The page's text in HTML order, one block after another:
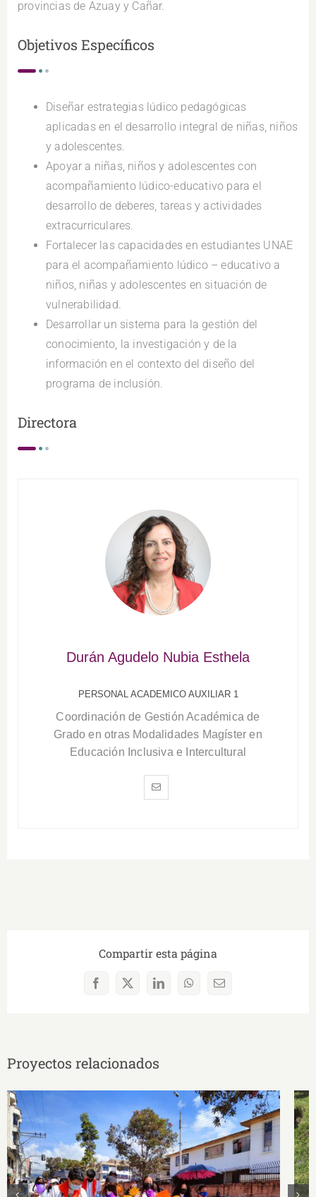
provincias de Azuay y Cañar.
Objetivos Específicos
Diseñar estrategias lúdico pedagógicas
aplicadas en el desarrollo integral de niñas, niños
y adolescentes.
Apoyar a niñas, niños y adolescentes con
acompañamiento lúdico-educativo para el
desarrollo de deberes, tareas y actividades
extracurriculares.
Fortalecer las capacidades en estudiantes UNAE
para el acompañamiento lúdico – educativo a
niños, niñas y adolescentes en situación de
vulnerabilidad.
Desarrollar un sistema para la gestión del
conocimiento, la investigación y de la
información en el contexto del diseño del
programa de inclusión.
Directora
Durán Agudelo Nubia Esthela
PERSONAL ACADEMICO AUXILIAR 1
Coordinación de Gestión Académica de
Grado en otras Modalidades Magíster en
Educación Inclusiva e Intercultural
Compartir esta página
Facebook
X LinkedInWhatsAppCorreo
Proyectos relacionados